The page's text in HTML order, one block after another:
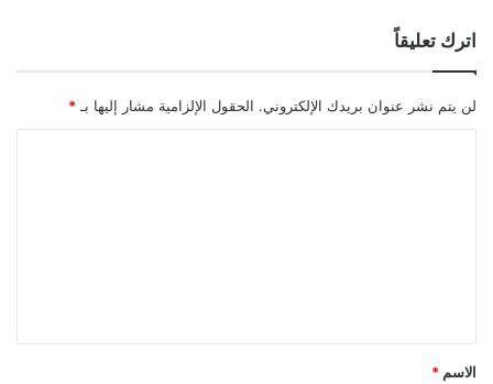
اترك تعليقاً
لن يتم نشر عنوان بريدك الإلكتروني. الحقول الإلزامية مشار إليها بـ *
ق
*
الاسم *